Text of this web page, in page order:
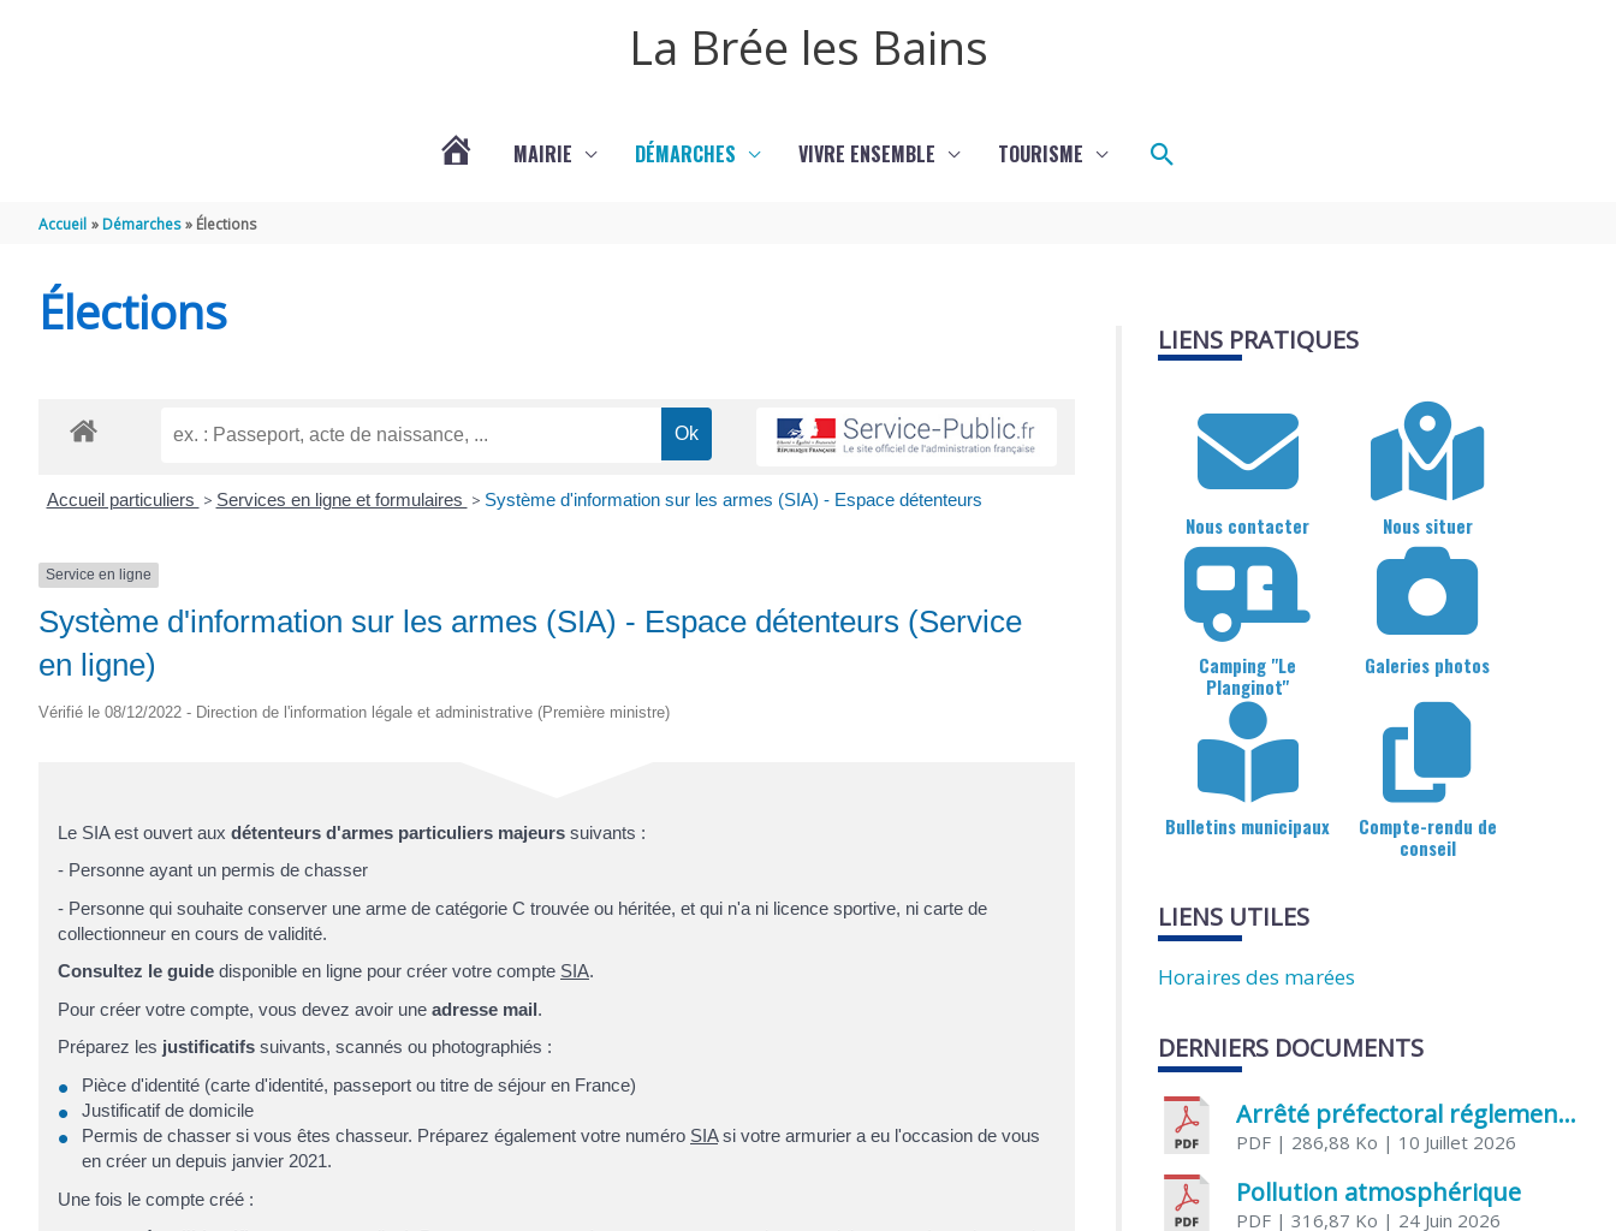
La Brée les Bains
MAIRIE DÉMARCHES VIVRE ENSEMBLE TOURISME Rechercher
Accueil Démarches Élections
Élections
Accueil particuliers > Services en ligne et formulaires > Système d'information sur les armes (SIA) - Espace détenteurs
Service en ligne
Système d'information sur les armes (SIA) - Espace détenteurs (Service
en ligne)
Vérifié le 08/12/2022 - Direction de l'information légale et administrative (Première ministre)
Le SIA est ouvert aux détenteurs d'armes particuliers majeurs suivants :
- Personne ayant un permis de chasser
- Personne qui souhaite conserver une arme de catégorie C trouvée ou héritée, et qui n'a ni licence sportive, ni carte de
collectionneur en cours de validité.
Consultez le guide disponible en ligne pour créer votre compte SIA.
Pour créer votre compte, vous devez avoir une adresse mail.
Préparez les justificatifs suivants, scannés ou photographiés :
Pièce d'identité (carte d'identité, passeport ou titre de séjour en France)
Justificatif de domicile
Permis de chasser si vous êtes chasseur. Préparez également votre numéro SIAsi votre armurier a eu l'occasion de vous
en créer un depuis janvier 2021.
Une fois le compte créé :
LIENS PRATIQUES
Nous contacter Nous situer
Camping "Le
Planginot"
Galeries photos
Bulletins municipaux
Compte-rendu de
conseil
LIENS UTILES
Horaires des marées
DERNIERS DOCUMENTS
Arrêté préfectoral réglementant l’usage de l’eau
PDF | 286,88 Ko | 10 Juillet 2026
Pollution atmosphérique
PDF | 316,87 Ko | 24 Juin 2026